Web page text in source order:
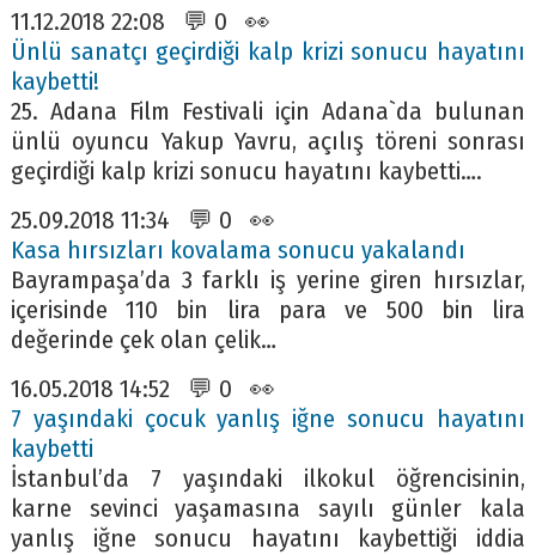
11.12.2018 22:08 💬 0 👀
Ünlü sanatçı geçirdiği kalp krizi sonucu hayatını
kaybetti!
25. Adana Film Festivali için Adana`da bulunan
ünlü oyuncu Yakup Yavru, açılış töreni sonrası
geçirdiği kalp krizi sonucu hayatını kaybetti….
25.09.2018 11:34 💬 0 👀
Kasa hırsızları kovalama sonucu yakalandı
Bayrampaşa’da 3 farklı iş yerine giren hırsızlar,
içerisinde 110 bin lira para ve 500 bin lira
değerinde çek olan çelik…
16.05.2018 14:52 💬 0 👀
7 yaşındaki çocuk yanlış iğne sonucu hayatını
kaybetti
İstanbul’da 7 yaşındaki ilkokul öğrencisinin,
karne sevinci yaşamasına sayılı günler kala
yanlış iğne sonucu hayatını kaybettiği iddia